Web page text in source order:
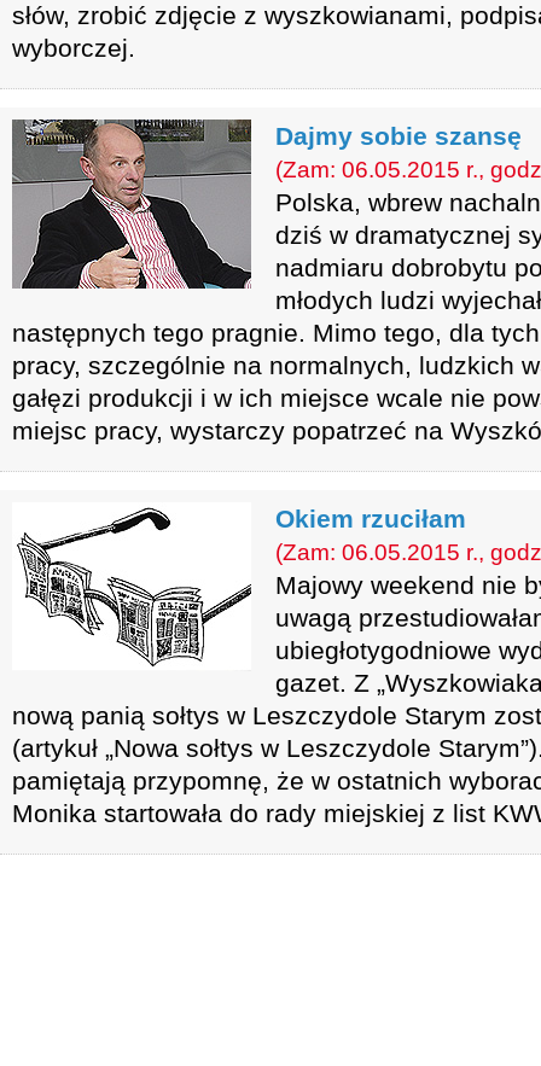
słów, zrobić zdjęcie z wyszkowianami,
wyborczej.
Dajmy sobie szansę
(Zam: 06.05.2015 r.,
Polska, wbrew
dziś w dramatycznej
nadmiaru dobrobytu
młodych ludzi
następnych tego pragnie. Mimo tego, dla
pracy, szczególnie na normalnych, ludzkich
gałęzi produkcji i w ich miejsce wcale nie
miejsc pracy, wystarczy popatrzeć na
Okiem rzuciłam
(Zam: 06.05.2015 r.,
Majowy weekend nie
uwagą
ubiegłotygodniowe
gazet. Z
nową panią sołtys w Leszczydole Starym
(artykuł „Nowa sołtys w Leszczydole
pamiętają przypomnę, że w ostatnich
Monika startowała do rady miejskiej z list